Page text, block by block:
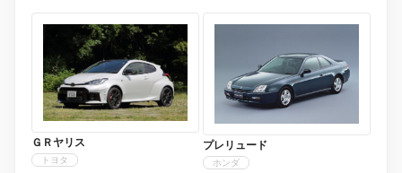
ＧＲヤリス
トヨタ
プレリュード
ホンダ